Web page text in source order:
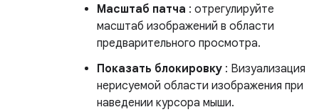
Масштаб патча : отрегулируйте
масштаб изображений в области
предварительного просмотра.
Показать блокировку : Визуализация
нерисуемой области изображения при
наведении курсора мыши.